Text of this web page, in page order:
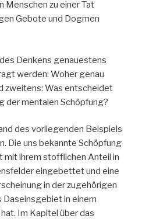
Menschen zu einer Tat
Gebote und Dogmen
Denkens genauestens
werden: Woher genau
zweitens: Was entscheidet
der mentalen Schöpfung?
des vorliegenden Beispiels
Die uns bekannte Schöpfung
mit ihrem stofflichen Anteil in
eingebettet und eine
in der zugehörigen
Daseinsgebiet in einem
Im Kapitel über das